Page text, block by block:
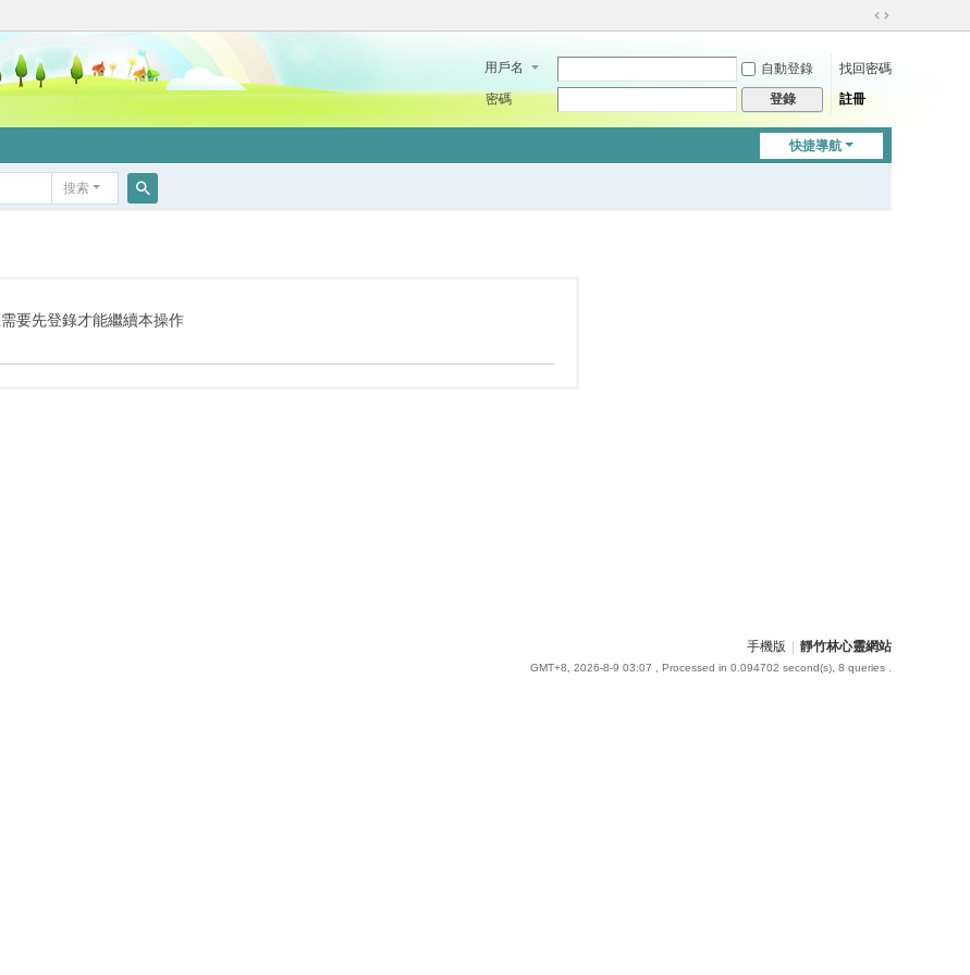
切
到
用戶名 自動登錄
找回密碼
密碼
登錄 註冊
快捷導航
搜索
要先登錄才能繼續本操作
手機版 靜竹林心靈網站
GMT+8, 2026-8-9 03:07 , Processed in 0.094702 second(s), 8 queries .